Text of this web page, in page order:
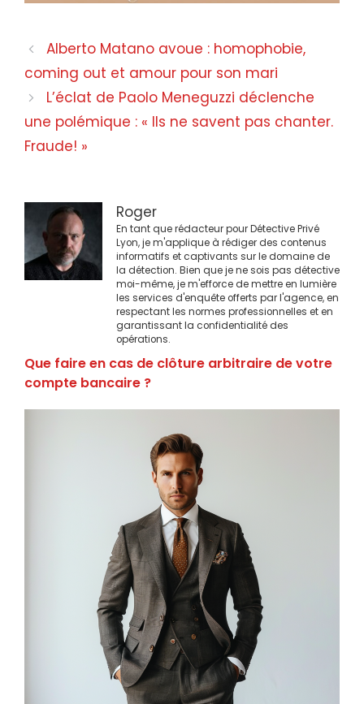
Navigation
des
articles
Alberto Matano avoue : homophobie,
coming out et amour pour son mari
L’éclat de Paolo Meneguzzi déclenche
une polémique : « Ils ne savent pas chanter.
Fraude! »
Roger
En tant que rédacteur pour Détective Privé
Lyon, je m'applique à rédiger des contenus
informatifs et captivants sur le domaine de
la détection. Bien que je ne sois pas détective
moi-même, je m'efforce de mettre en lumière
les services d'enquête offerts par l'agence, en
respectant les normes professionnelles et en
garantissant la confidentialité des
opérations.
Que faire en cas de clôture arbitraire de votre
compte bancaire ?